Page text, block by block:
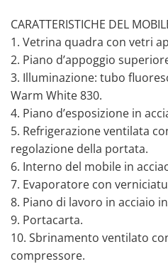
CARATTERISTICHE DEL
1. Vetrina quadra con vetri
2. Piano d’appoggio
3. Illuminazione: tubo
Warm White 830.
4. Piano d’esposizione in
5. Refrigerazione ventilata
regolazione della portata.
6. Interno del mobile in
7. Evaporatore con
8. Piano di lavoro in acciaio
9. Portacarta.
10. Sbrinamento ventilato
compressore.